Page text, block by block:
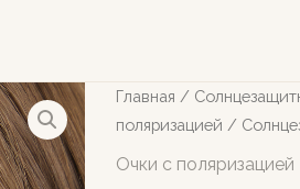
Главная /
поляризацией /
Очки с поляризацией